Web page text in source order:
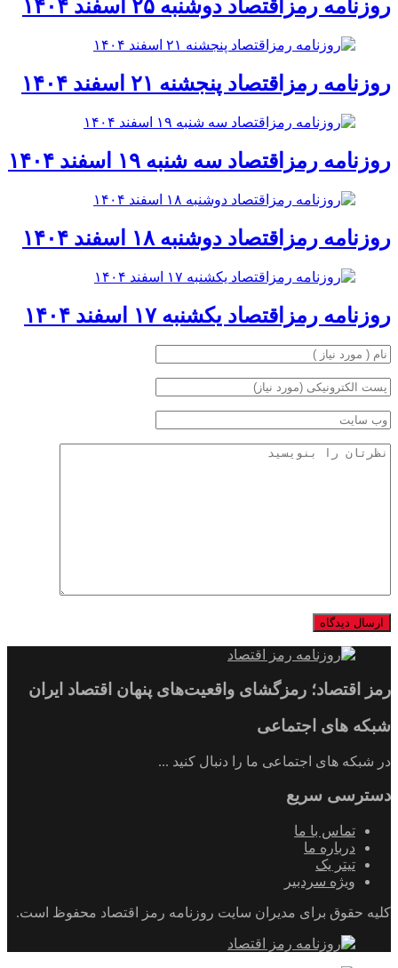
روزنامه رمزاقتصاد دوشنبه ۲۵ اسفند ۱۴۰۴
روزنامه رمزاقتصاد پنجشنه ۲۱ اسفند ۱۴۰۴
روزنامه رمزاقتصاد سه شنبه ۱۹ اسفند ۱۴۰۴
روزنامه رمزاقتصاد دوشنبه ۱۸ اسفند ۱۴۰۴
روزنامه رمزاقتصاد یکشنبه ۱۷ اسفند ۱۴۰۴
رمز اقتصاد؛ رمزگشای واقعیت‌های پنهان اقتصاد ایران
شبکه های اجتماعی
در شبکه های اجتماعی ما را دنبال کنید ...
دسترسی سریع
تماس با ما
درباره ما
تیتر یک
ویژه سردبیر
کلیه حقوق برای مدیران سایت روزنامه رمز اقتصاد محفوظ است.